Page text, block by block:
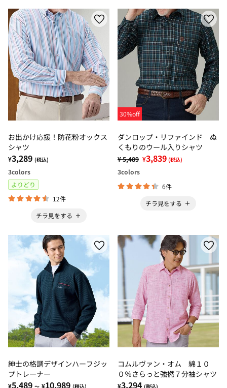
お出かけ応援！防花粉オックス
シャツ
¥3,289 (税込)
3colors
よりどり
12件
チラ見をする
30%off
ダンロップ・リファインド ぬ
くもりのウール入りシャツ
¥ 5,489 ¥3,839 (税込)
3colors
6件
チラ見をする
紳士の格調デザインハーフジッ
プトレーナー
¥5,489 ～ ¥10,989 (税込)
コムルヴァン・オム 綿１０
０％さらっと強撚７分袖シャツ
¥3,294 (税込)